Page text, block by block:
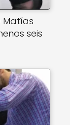
Matías
seis